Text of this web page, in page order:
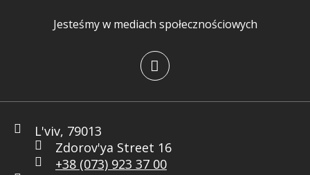
Jesteśmy w mediach społecznościowych
L'viv, 79013
Zdorov'ya Street 16
+38 (073) 923 37 00